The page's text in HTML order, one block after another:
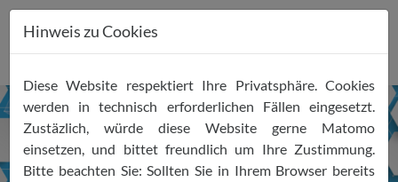
Inhalt
springen
DATENSCHUTZscanner
Hinweis zu Cookies
Diese Website respektiert Ihre Privatsphäre. Cookies
werden in technisch erforderlichen Fällen eingesetzt.
Zustäzlich, würde diese Website gerne Matomo
einsetzen, und bittet freundlich um Ihre Zustimmung.
Bitte beachten Sie: Sollten Sie in Ihrem Browser bereits